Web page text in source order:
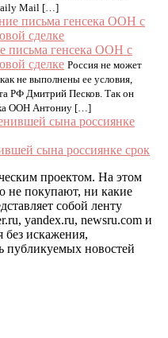
Mail […]
письма генсека ООН с
сделке Россия не может
не выполнены ее условия,
РФ Дмитрий Песков. Так он
ООН Антониу […]
сына россиянке срок
проектом. На этом
не покупают, ни какие
собой ленту
yandex.ru, newsru.com и
искажения,
публикуемых новостей